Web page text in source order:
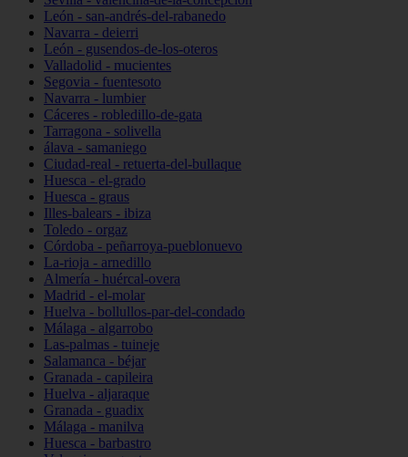
León - san-andrés-del-rabanedo
Navarra - deierri
León - gusendos-de-los-oteros
Valladolid - mucientes
Segovia - fuentesoto
Navarra - lumbier
Cáceres - robledillo-de-gata
Tarragona - solivella
álava - samaniego
Ciudad-real - retuerta-del-bullaque
Huesca - el-grado
Huesca - graus
Illes-balears - ibiza
Toledo - orgaz
Córdoba - peñarroya-pueblonuevo
La-rioja - arnedillo
Almería - huércal-overa
Madrid - el-molar
Huelva - bollullos-par-del-condado
Málaga - algarrobo
Las-palmas - tuineje
Salamanca - béjar
Granada - capileira
Huelva - aljaraque
Granada - guadix
Málaga - manilva
Huesca - barbastro